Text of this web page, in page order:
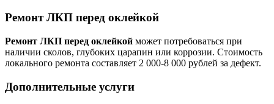
Ремонт ЛКП перед оклейкой
Ремонт ЛКП перед оклейкой может потребоваться при
наличии сколов, глубоких царапин или коррозии. Стоимость
локального ремонта составляет 2 000-8 000 рублей за дефект.
Дополнительные услуги